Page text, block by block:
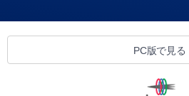
PC版で見る